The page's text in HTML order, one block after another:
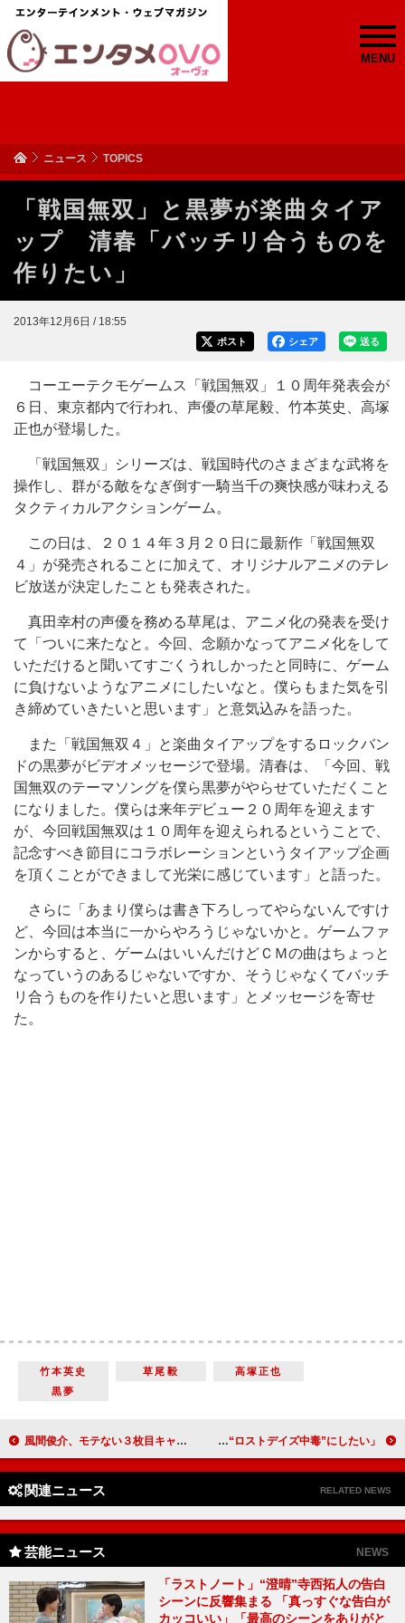
MENU
ニュース TOPICS
「戦国無双」と黒夢が楽曲タイア
ップ 清春「バッチリ合うものを
作りたい」
2013年12月6日 / 18:55
送る
シェア
ポスト
コーエーテクモゲームス「戦国無双」１０周年発表会が
６日、東京都内で行われ、声優の草尾毅、竹本英史、高塚
正也が登場した。
「戦国無双」シリーズは、戦国時代のさまざまな武将を
操作し、群がる敵をなぎ倒す一騎当千の爽快感が味わえる
タクティカルアクションゲーム。
この日は、２０１４年３月２０日に最新作「戦国無双
４」が発売されることに加えて、オリジナルアニメのテレ
ビ放送が決定したことも発表された。
真田幸村の声優を務める草尾は、アニメ化の発表を受け
て「ついに来たなと。今回、念願かなってアニメ化をして
いただけると聞いてすごくうれしかったと同時に、ゲーム
に負けないようなアニメにしたいなと。僕らもまた気を引
き締めていきたいと思います」と意気込みを語った。
また「戦国無双４」と楽曲タイアップをするロックバン
ドの黒夢がビデオメッセージで登場。清春は、「今回、戦
国無双のテーマソングを僕ら黒夢がやらせていただくこと
になりました。僕らは来年デビュー２０周年を迎えます
が、今回戦国無双は１０周年を迎えられるということで、
記念すべき節目にコラボレーションというタイアップ企画
を頂くことができまして光栄に感じています」と語った。
さらに「あまり僕らは書き下ろしってやらないんですけ
ど、今回は本当に一からやろうじゃないかと。ゲームファ
ンからすると、ゲームはいいんだけどＣＭの曲はちょっと
なっていうのあるじゃないですか、そうじゃなくてバッチ
リ合うものを作りたいと思います」とメッセージを寄せ
た。
竹本英史 草尾毅
高塚正也
黒夢
風間俊介、モテない３枚目キャラに挑戦 三浦春馬主演の連続ドラマで同級生役 １月土ドラは瀬戸康史主演の恋愛サスペンス 「土曜日を“ロストデイズ中毒”にしたい」
関連ニュース RELATED NEWS
芸能ニュース NEWS
「ラストノート」“澄晴”寺西拓人の告白
シーンに反響集まる 「真っすぐな告白が
カッコいい」「最高のシーンをありがと